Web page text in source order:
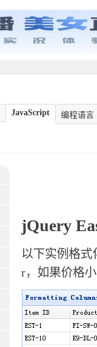
JavaScript 编程语言
jQuery
以下实例格式
r，如果价格